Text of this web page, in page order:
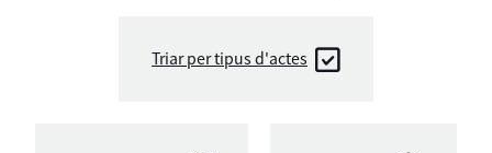
Triar per tipus d'actes